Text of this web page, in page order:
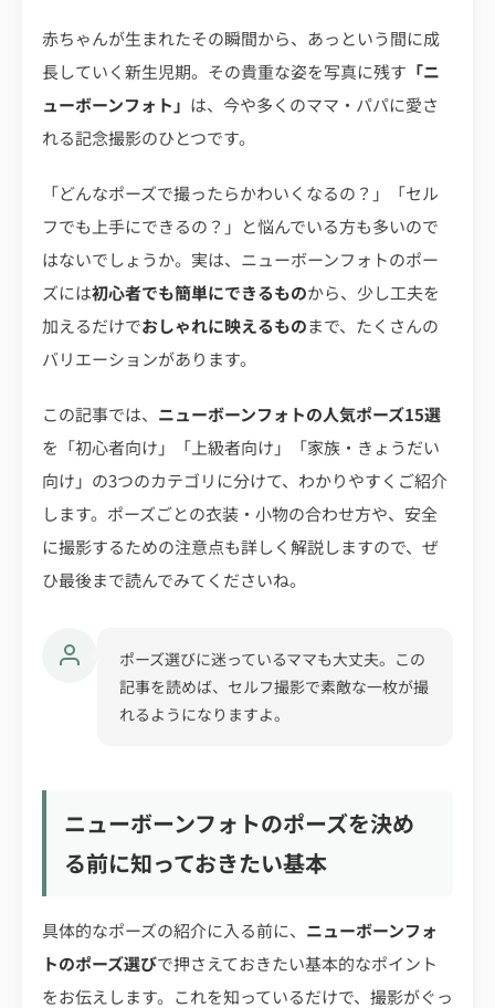
赤ちゃんが生まれたその瞬間から、あっという間に成
長していく新生児期。その貴重な姿を写真に残す 「ニ
ューボーンフォト」 は、今や多くのママ・パパに愛さ
れる記念撮影のひとつです。
「どんなポーズで撮ったらかわいくなるの？」「セル
フでも上手にできるの？」と悩んでいる方も多いので
はないでしょうか。実は、ニューボーンフォトのポー
ズには初心者でも簡単にできるものから、少し工夫を
加えるだけでおしゃれに映えるものまで、たくさんの
バリエーションがあります。
この記事では、 ニューボーンフォトの人気ポーズ15選
を「初心者向け」「上級者向け」「家族・きょうだい
向け」の3つのカテゴリに分けて、わかりやすくご紹介
します。ポーズごとの衣装・小物の合わせ方や、安全
に撮影するための注意点も詳しく解説しますので、ぜ
ひ最後まで読んでみてくださいね。
ポーズ選びに迷っているママも大丈夫。この
記事を読めば、セルフ撮影で素敵な一枚が撮
れるようになりますよ。
ニューボーンフォトのポーズを決め
る前に知っておきたい基本
具体的なポーズの紹介に入る前に、 ニューボーンフォ
トのポーズ選びで押さえておきたい基本的なポイント
をお伝えします。これを知っているだけで、撮影がぐっ